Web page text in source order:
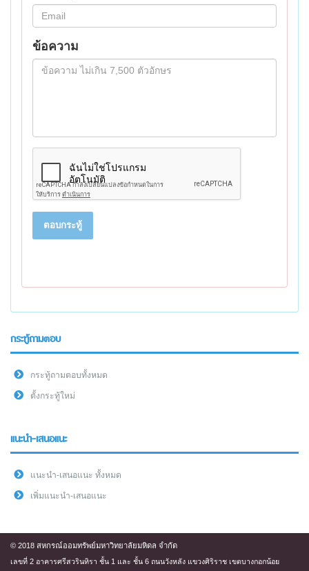
ข้อความ
ตอบกระทู้
กระทู้ถามตอบ
กระทู้ถามตอบทั้งหมด
ตั้งกระทู้ใหม่
แนะนำ-เสนอแนะ
แนะนำ-เสนอแนะ ทั้งหมด
เพิ่มแนะนำ-เสนอแนะ
© 2018 สหกรณ์ออมทรัพย์มหาวิทยาลัยมหิดล จำกัด
เลขที่ 2 อาคารศรีสวรินทิรา ชั้น 1 และ ชั้น 6 ถนนวังหลัง แขวงศิริราช เขตบางกอกน้อย